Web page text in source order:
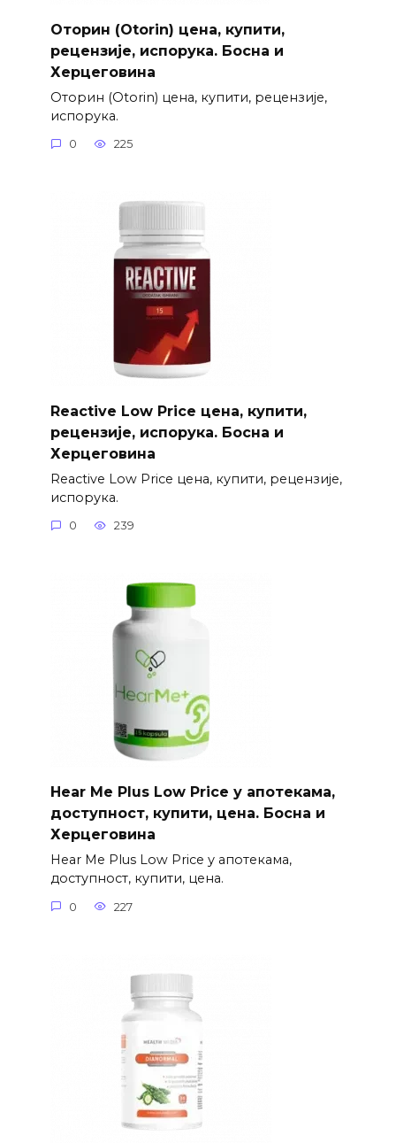
Оторин (Otorin) цена, купити,
рецензије, испорука. Босна и
Херцеговина
Оторин (Otorin) цена, купити, рецензије,
испорука.
0 225
Reactive Low Price цена, купити,
рецензије, испорука. Босна и
Херцеговина
Reactive Low Price цена, купити, рецензије,
испорука.
0 239
Hear Me Plus Low Price у апотекама,
доступност, купити, цена. Босна и
Херцеговина
Hear Me Plus Low Price у апотекама,
доступност, купити, цена.
0 227